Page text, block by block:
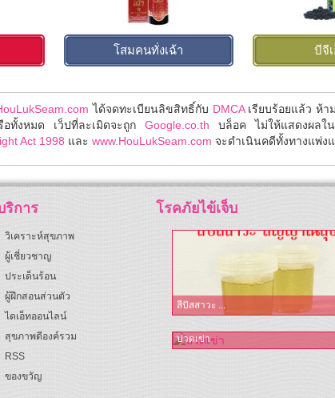
โสมคนทั่งเฉ้า บีจี
ได้จดทะเบียนลิขสิทธิ์กับ DMCAเรียบร้อยแล้ว ห้า
อทั้งหมด เว็ปที่ละเมิดจะถูก Google.co.th บล็อค ไม่ให้แสดงผลใ
Act 1998 และ www.HouLukSeam.com จะดำเนินคดีทั้งทางแพ่ง
ริการ
วิเคราะห์สุขภาพ
ผู้เชี่ยวชาญ
ประเด็นร้อน
ผู้ฝึกสอนส่วนตัว
ไดเอ็ทออนไลน์
สุขภาพดีองค์รวม
RSS
ของขวัญ
โรคภัยไข้เจ็บ
สีปัสสาวะ ...
ปวดเข่า